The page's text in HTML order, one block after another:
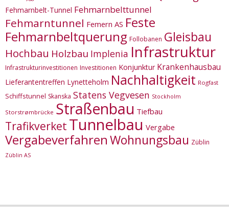
Fehmarnbelt-Tunnel Fehmarnbelttunnel
Fehmarntunnel Femern AS Feste
Fehmarnbeltquerung Follobanen Gleisbau
Hochbau Holzbau Implenia Infrastruktur
Infrastrukturinvestitionen Investitionen Konjunktur Krankenhausbau
Lieferantentreffen Lynetteholm Nachhaltigkeit Rogfast
Schiffstunnel Skanska Statens Vegvesen Stockholm
Storstrømbrücke Straßenbau Tiefbau
Trafikverket Tunnelbau Vergabe
VergabeverfahrenWohnungsbau Züblin
Züblin AS